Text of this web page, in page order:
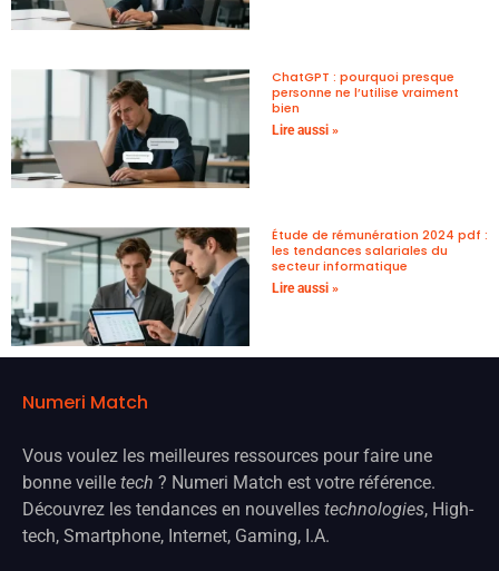
ChatGPT : pourquoi presque
personne ne l’utilise vraiment
bien
Lire aussi »
Étude de rémunération 2024 pdf :
les tendances salariales du
secteur informatique
Lire aussi »
Numeri Match
Vous voulez les meilleures ressources pour faire une
bonne veille tech ? Numeri Match est votre référence.
Découvrez les tendances en nouvelles technologies, High-
tech, Smartphone, Internet, Gaming, I.A.